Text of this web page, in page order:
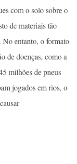
com o solo sobre o
de materiais tão
entanto, o formato
de doenças, como a
milhões de pneus
jogados em rios, o